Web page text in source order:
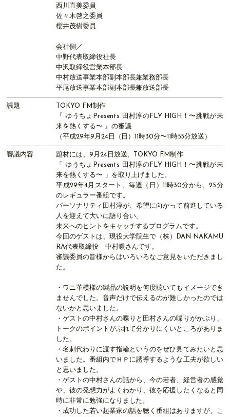
西川直美委員
佐々木啓之委員
櫻井茂樹委員
会社側／
中野代表取締役社長
中沢取締役営業本部長
中村放送事業本部副本部長兼業務部長
平尾放送事業本部副本部長兼放送部長
議題
TOKYO FM制作
『 ゆうちょPresents 田村淳のFLY HIGH！〜挑戦が未
来を熱くする〜 』の審議
（平成29年9月24日（日）11時30分〜11時55分放送）
審議内容
題材には、9月24日放送、TOKYO FM制作
「 ゆうちょPresents 田村淳のFLY HIGH！〜挑戦が未
来を熱くする〜 」を取り上げました。
平成29年4月スタート、毎週（日）11時30分から、25分
のレギュラー番組です。
パーソナリティ田村淳が、希望に向かって前進している
人を迎えて大いに語り合い、
未来へのヒントをキャッチするプログラムです。
今回のゲストは、現役大学院生で（株）DAN NAKAMU
RA代表取締役 中村暖さんです。
審議委員の皆様からはいろいろなご意見をいただきまし
た。
・ワニ革模様の製品の説明を何度聴いてもイメージでき
ませんでした。音声だけで伝えるのが難しかったのでは
ないかと思いました。
・ゲストの中村さんの喋りと田村さんの喋りがかぶり、
トークのポイントがぶれて分かりにくいところがありま
した。
・名刺代わりに渡す指輪というのをぜひ見てみたいと思
いました。番組内でＨＰに誘導するような工夫が欲しい
と思いました。
・ゲストの中村さんの話から、今の若者、経営者の感覚
や、彼の発想力がよくわかり、彼を応援したくなると同
時に非常に勉強になりました。
・成功した若い起業家の話を聴く番組はありますが、こ